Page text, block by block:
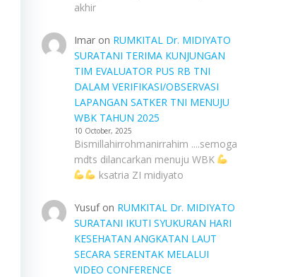
akhir
Imaron RUMKITAL Dr. MIDIYATO
SURATANI TERIMA KUNJUNGAN
TIM EVALUATOR PUS RB TNI
DALAM VERIFIKASI/OBSERVASI
LAPANGAN SATKER TNI MENUJU
WBK TAHUN 2025
10 October, 2025
Bismillahirrohmanirrahim ....semoga
mdts dilancarkan menuju WBK
ksatria ZI midiyato
Yusufon RUMKITAL Dr. MIDIYATO
SURATANI IKUTI SYUKURAN HARI
KESEHATAN ANGKATAN LAUT
SECARA SERENTAK MELALUI
VIDEO CONFERENCE